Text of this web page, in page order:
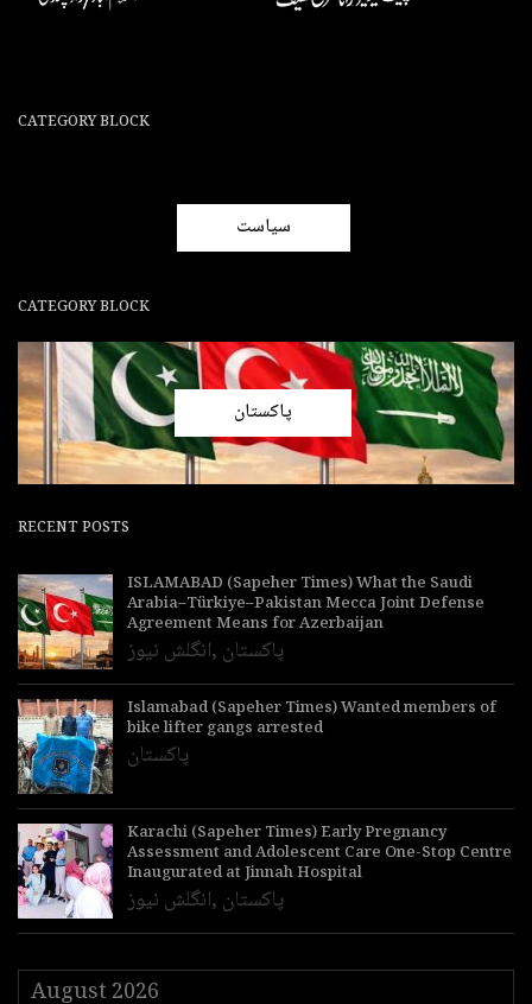
CATEGORY BLOCK
سیاست
CATEGORY BLOCK
پاکستان
RECENT POSTS
ISLAMABAD (Sapeher Times) What the Saudi
Arabia–Türkiye–Pakistan Mecca Joint Defense
Agreement Means for Azerbaijan
انگلش نیوز, پاکستان
Islamabad (Sapeher Times) Wanted members of
bike lifter gangs arrested
پاکستان
Karachi (Sapeher Times) Early Pregnancy
Assessment and Adolescent Care One-Stop Centre
Inaugurated at Jinnah Hospital
انگلش نیوز, پاکستان
August 2026